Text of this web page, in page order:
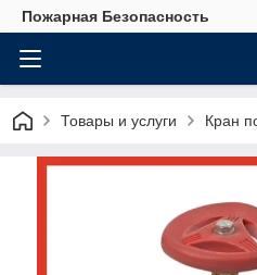
Пожарная Безопасность
Товары и услуги Кран